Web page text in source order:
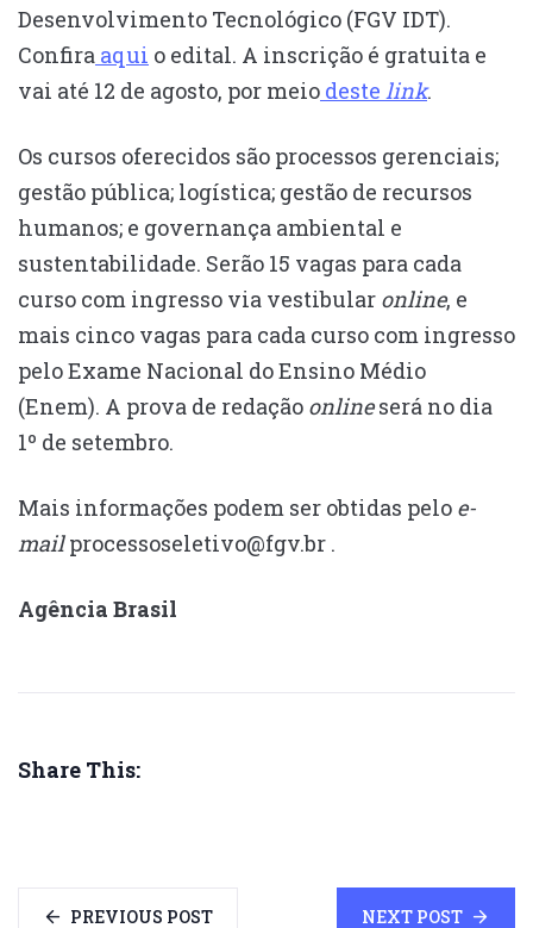
Desenvolvimento Tecnológico (FGV IDT).
Confira aqui o edital. A inscrição é gratuita e
vai até 12 de agosto, por meio deste link.
Os cursos oferecidos são processos gerenciais;
gestão pública; logística; gestão de recursos
humanos; e governança ambiental e
sustentabilidade. Serão 15 vagas para cada
curso com ingresso via vestibular online, e
mais cinco vagas para cada curso com ingresso
pelo Exame Nacional do Ensino Médio
(Enem). A prova de redação onlineserá no dia
1º de setembro.
Mais informações podem ser obtidas pelo e-
mailprocessoseletivo@fgv.br .
Agência Brasil
Share This:
PREVIOUS POST NEXT POST